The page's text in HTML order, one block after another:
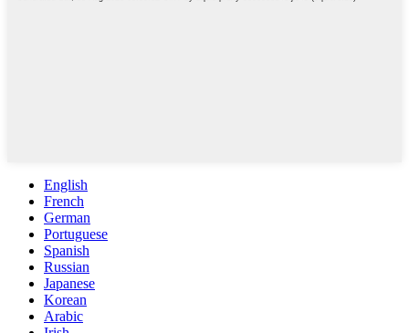
English
French
German
Portuguese
Spanish
Russian
Japanese
Korean
Arabic